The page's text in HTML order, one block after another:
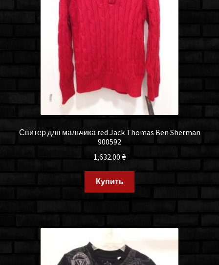
Свитер для мальчика red Jack Thomas Ben Sherman
900592
1,632.00₴
Купить